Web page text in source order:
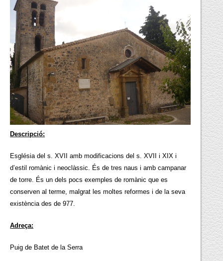
Descripció:
Església del s. XVII amb modificacions del s. XVII i XIX i
d’estil romànic i neoclàssic. És de tres naus i amb campanar
de torre. És un dels pocs exemples de romànic que es
conserven al terme, malgrat les moltes reformes i de la seva
existència des de 977.
Adreça:
Puig de Batet de la Serra